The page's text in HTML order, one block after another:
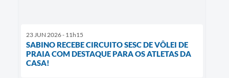
23 JUN 2026 - 11h15
SABINO RECEBE CIRCUITO SESC DE VÔLEI DE
PRAIA COM DESTAQUE PARA OS ATLETAS DA
CASA!